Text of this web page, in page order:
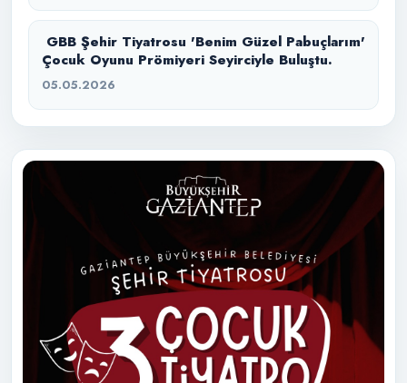
GBB Şehir Tiyatrosu 'Benim Güzel Pabuçlarım'
Çocuk Oyunu Prömiyeri Seyirciyle Buluştu.
05.05.2026